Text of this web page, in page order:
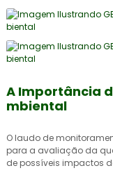
A Importância
mbiental
O laudo de
para a avaliação da
de possíveis impactos